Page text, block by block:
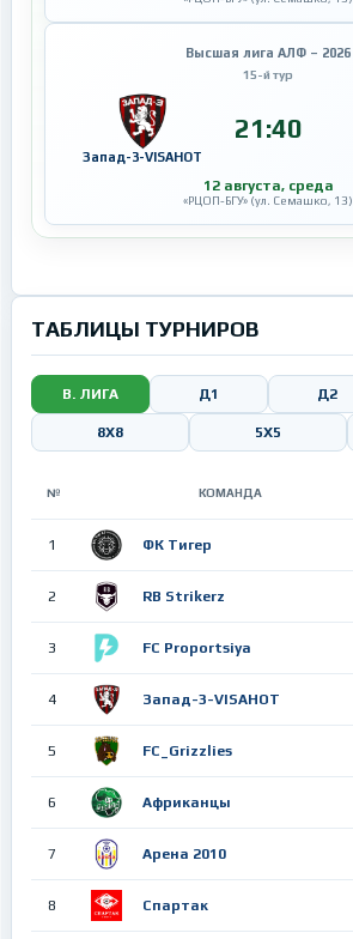
Высшая лига АЛФ – 2026
15-й тур
Запад-3-VISAHOT
21:40
12 августа, среда
«РЦОП-БГУ» (ул. Семашко, 13)
ТАБЛИЦЫ ТУРНИРОВ
В. ЛИГА Д1 Д2
8Х8 5X5
№ КОМАНДА
1 ФК Тигер
2 RB Strikerz
3 FC Proportsiya
4 Запад-3-VISAHOT
5 FC_Grizzlies
6 Африканцы
7 Арена 2010
8 Спартак